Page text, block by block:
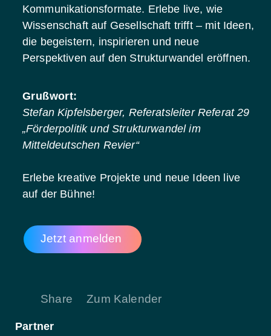
Kommunikationsformate. Erlebe live, wie
Wissenschaft auf Gesellschaft trifft – mit Ideen,
die begeistern, inspirieren und neue
Perspektiven auf den Strukturwandel eröffnen.
Grußwort:
Stefan Kipfelsberger, Referatsleiter Referat 29
„Förderpolitik und Strukturwandel im
Mitteldeutschen Revier“
Erlebe kreative Projekte und neue Ideen live
auf der Bühne!
Jetzt anmelden
Share Zum Kalender
Partner